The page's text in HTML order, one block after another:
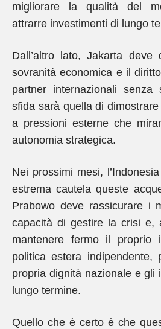
migliorare la qualità del
attrarre investimenti di lungo
Dall’altro lato, Jakarta deve
sovranità economica e il
partner internazionali senza
sfida sarà quella di
a pressioni esterne che
autonomia strategica.
Nei prossimi mesi,
estrema cautela queste
Prabowo deve rassicurare i
capacità di gestire la crisi e,
mantenere fermo il proprio
politica estera indipendente,
propria dignità nazionale e gli
lungo termine.
Quello che è certo è che